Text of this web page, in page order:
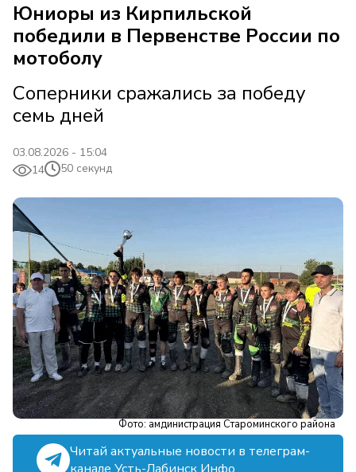
Юниоры из Кирпильской
победили в Первенстве России по
мотоболу
Соперники сражались за победу
семь дней
03.08.2026 - 15:04
14
50 секунд
Фото: амдинистрация Староминского района
Читай актуальные новости в телеграм-
канале Усть-Лабинск Инфо